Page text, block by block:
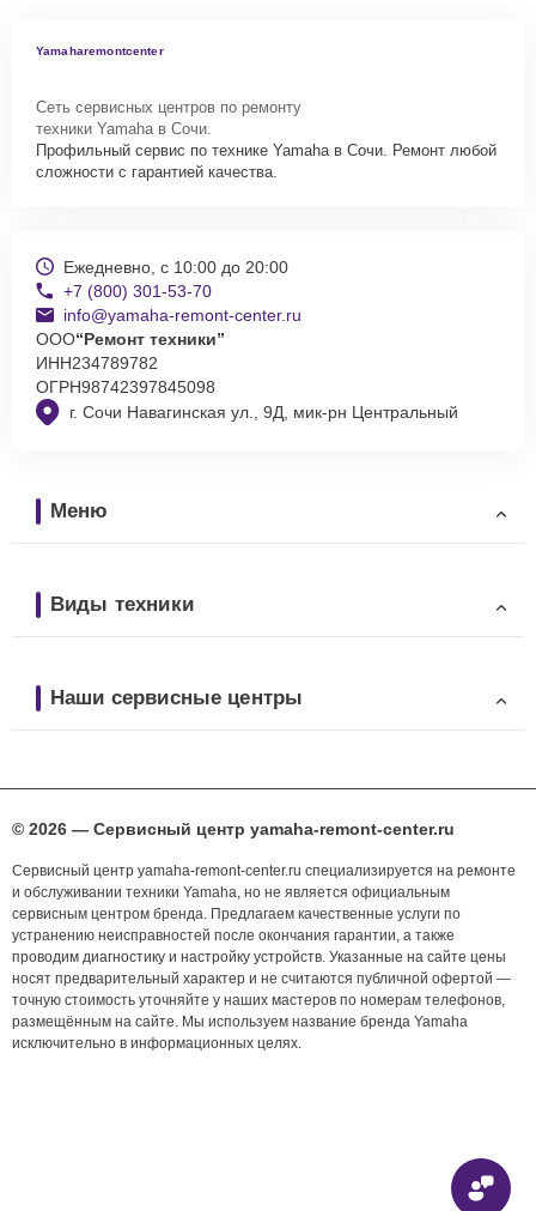
Yamaharemontcenter
Сеть сервисных центров по ремонту
техники Yamaha в Сочи.
Профильный сервис по технике Yamaha в Сочи. Ремонт любой
сложности с гарантией качества.
г. Сочи Навагинская ул., 9Д, мик-рн Центральный
Ежедневно, с 10:00 до 20:00
+7 (800) 301-53-70
info@yamaha-remont-center.ru
ООО“Ремонт техники”
ИНН234789782
ОГРН98742397845098
Меню
Виды техники
Наши сервисные центры
© 2026 — Сервисный центр yamaha-remont-center.ru
Сервисный центр yamaha-remont-center.ru специализируется на ремонте
и обслуживании техники Yamaha, но не является официальным
сервисным центром бренда. Предлагаем качественные услуги по
устранению неисправностей после окончания гарантии, а также
проводим диагностику и настройку устройств. Указанные на сайте цены
носят предварительный характер и не считаются публичной офертой —
точную стоимость уточняйте у наших мастеров по номерам телефонов,
размещённым на сайте. Мы используем название бренда Yamaha
исключительно в информационных целях.